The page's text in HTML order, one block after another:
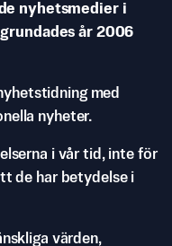
nyhetsmedier i
år 2006
med
nyheter.
i vår tid, inte för
de har betydelse i
värden,